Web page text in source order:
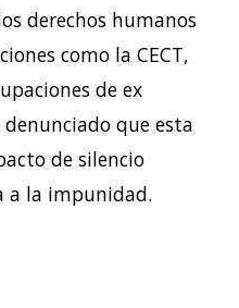
derechos humanos
como la CECT,
de ex
que esta
de silencio
a la impunidad.